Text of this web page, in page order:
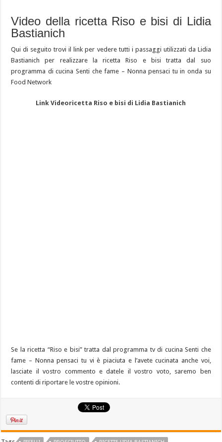
Video della ricetta Riso e bisi di Lidia
Bastianich
Qui di seguito trovi il link per vedere tutti i passaggi utilizzati da Lidia
Bastianich per realizzare la ricetta Riso e bisi tratta dal suo
programma di cucina Senti che fame – Nonna pensaci tu in onda su
Food Network
Link Videoricetta Riso e bisi di Lidia Bastianich
Se la ricetta “Riso e bisi” tratta dal programma tv di cucina Senti che
fame – Nonna pensaci tu vi è piaciuta e l’avete cucinata anche voi,
lasciate il vostro commento e datele il vostro voto, saremo ben
contenti di riportare le vostre opinioni.